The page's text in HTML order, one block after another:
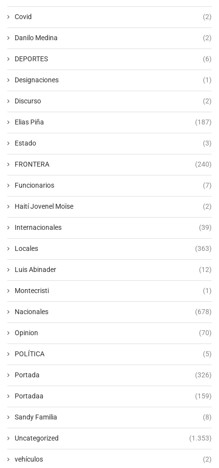
Covid (2)
Danilo Medina (2)
DEPORTES (6)
Designaciones (1)
Discurso (2)
Elias Piña (187)
Estado (3)
FRONTERA (240)
Funcionarios (7)
Haití Jovenel Moïse (2)
Internacionales (39)
Locales (363)
Luis Abinader (12)
Montecristi (1)
Nacionales (678)
Opinion (70)
POLÍTICA (5)
Portada (326)
Portadaa (159)
Sandy Familia (8)
Uncategorized (1.353)
vehículos (2)